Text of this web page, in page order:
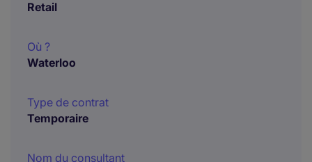
Retail
Où ?
Waterloo
Type de contrat
Temporaire
Nom du consultant